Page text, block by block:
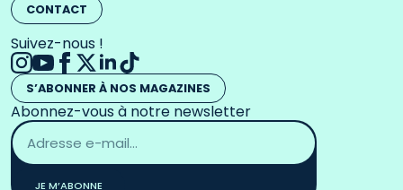
CONTACT
Suivez-nous !
S’ABONNER À NOS MAGAZINES
Abonnez-vous à notre newsletter
Adresse
email
*
JE M’ABONNE